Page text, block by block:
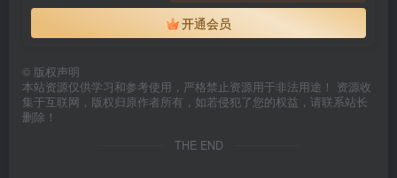
开通会员
© 版权声明
本站资源仅供学习和参考使用，严格禁止资源用于非法用途！ 资源收
集于互联网，版权归原作者所有，如若侵犯了您的权益，请联系站长
删除！
THE END